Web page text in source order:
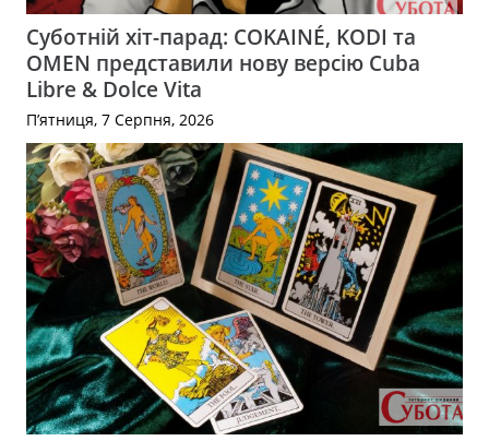
Суботній хіт-парад: COKAINÉ, KODI та
OMEN представили нову версію Cuba
Libre & Dolce Vita
П’ятниця, 7 Серпня, 2026